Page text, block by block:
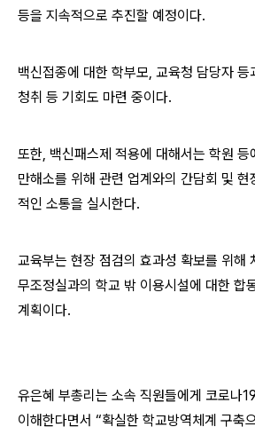
등을 지속적으로 추진할 예정이다.
백신접종에 대한 학부모, 교육청 담당자 등
청취 등 기회도 마련 중이다.
또한, 백신패스제 적용에 대해서는 학원 등
만해소를 위해 관련 업계와의 간담회 및
적인 소통을 실시한다.
교육부는 현장 점검의 효과성 확보를 위해
무조정실과의 학교 밖 이용시설에 대한 합
계획이다.
유은혜 부총리는 소속 직원들에게 코로나
이해한다면서 “확실한 학교방역체계 구축